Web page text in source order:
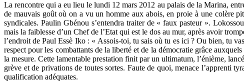
La rencontre qui a eu lieu le lundi 12 mars 2012 au palais de la Marina,
de mauvais goût où on a vu un homme aux abois, en proie à une colère
syndicales. Paulin Gbénou s’entendra traiter de « faux pasteur ».
mais la faiblesse d’un Chef de l’Etat qui est le dos au mur, après avoir
l’endroit de Paul Essè Iko : « Assois-toi, tu sais où tu es ici ? Ou bien, tu
respect pour les combattants de la liberté et de la démocratie grâce
la mesure. Cette lamentable prestation finit par un ultimatum, l’énième,
grève et de privations de toutes sortes. Faute de quoi, menace l’apprenti
qualification adéquates.